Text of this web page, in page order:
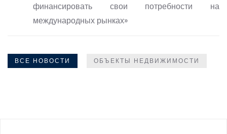
финансировать свои потребности на
международных рынках»
ВСЕ НОВОСТИ ОБЪЕКТЫ НЕДВИЖИМОСТИ